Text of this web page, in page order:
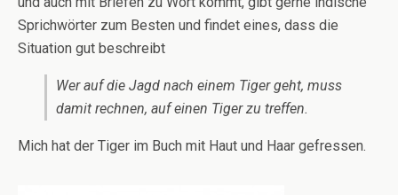
Sprichwörter zum Besten und findet eines, dass die
Situation gut beschreibt
Wer auf die Jagd nach einem Tiger geht, muss
damit rechnen, auf einen Tiger zu treffen.
Mich hat der Tiger im Buch mit Haut und Haar gefressen.